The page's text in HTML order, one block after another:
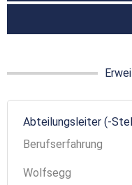
Abteilungsleiter (-
Berufserfahrung
Wolfsegg